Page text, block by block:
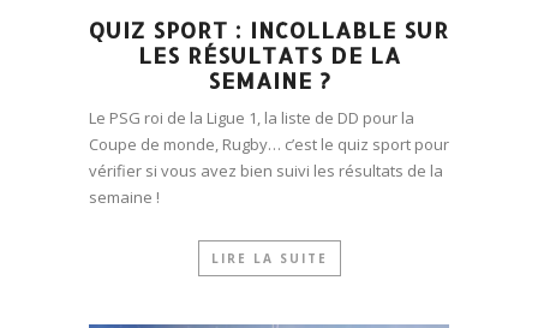
QUIZ SPORT : INCOLLABLE SUR
LES RÉSULTATS DE LA
SEMAINE ?
Le PSG roi de la Ligue 1, la liste de DD pour la
Coupe de monde, Rugby… c’est le quiz sport pour
vérifier si vous avez bien suivi les résultats de la
semaine !
LIRE LA SUITE